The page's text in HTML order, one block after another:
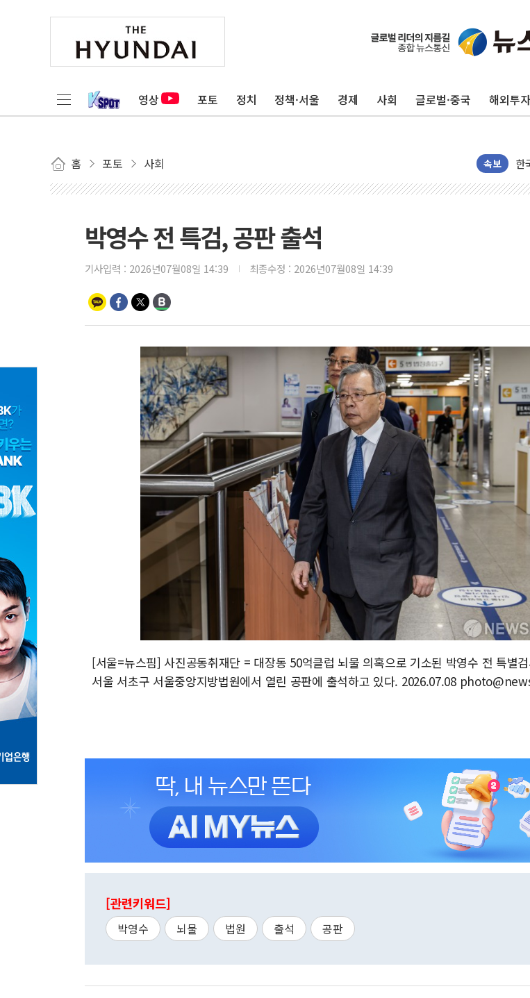
영상 포토 정치 정책·서울 경제 사회 글로벌·중국 해외투자
홈 포토 사회 속보
[
트
李
현
한
李
혁
용
박영수 전 특검, 공판 출석
기사입력 : 2026년07월08일 14:39 최종수정 : 2026년07월08일 14:39
[서울=뉴스핌] 사진공동취재단 = 대장동 50억클럽 뇌물 의혹으로 기소된 박영수 전 특별
서울 서초구 서울중앙지방법원에서 열린 공판에 출석하고 있다. 2026.07.08
[관련키워드]
박영수 뇌물 법원 출석 공판